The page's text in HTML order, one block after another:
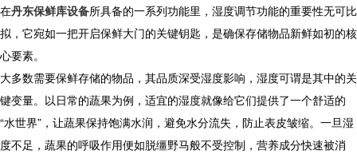
在丹东保鲜库设备所具备的一系列功能里，湿度调节功能的重要性无可比
拟，它宛如一把开启保鲜大门的关键钥匙，是确保存储物品新鲜如初的核
心要素。
大多数需要保鲜存储的物品，其品质深受湿度影响，湿度可谓是其中的关
键变量。以日常的蔬果为例，适宜的湿度就像给它们提供了一个舒适的
“水世界”，让蔬果保持饱满水润，避免水分流失，防止表皮皱缩。一旦湿
度不足，蔬果的呼吸作用便如脱缰野马般不受控制，营养成分快速被消